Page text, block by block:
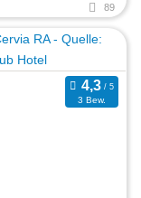
89
3 Bew.